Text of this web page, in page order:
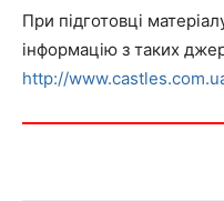
При підготовці
інформацію з таких
http://